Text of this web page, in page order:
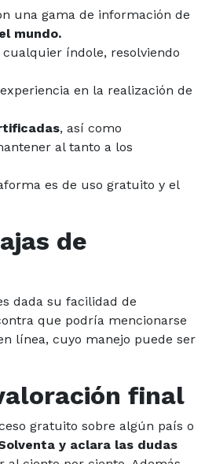
una gama de información de
mundo.
índole, resolviendo
en la realización de
, así como
al tanto a los
es de uso gratuito y el
de
dada su facilidad de
que podría mencionarse
línea, cuyo manejo puede ser
final
gratuito sobre algún país o
y aclara las dudas